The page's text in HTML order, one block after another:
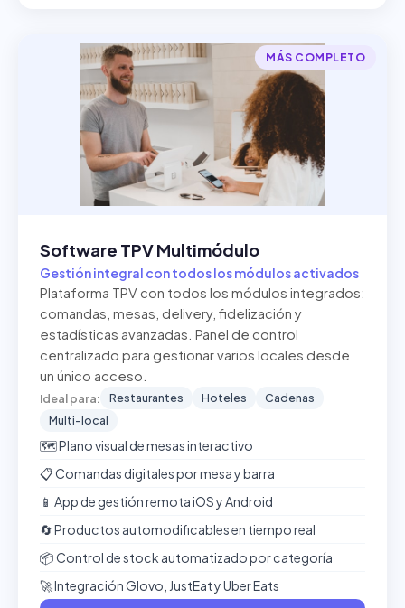
MÁS COMPLETO
Software TPV Multimódulo
Gestión integral con todos los módulos activados
Plataforma TPV con todos los módulos integrados:
comandas, mesas, delivery, fidelización y
estadísticas avanzadas. Panel de control
centralizado para gestionar varios locales desde
un único acceso.
Ideal para: Restaurantes Hoteles
Cadenas
Multi-local
🗺️ Plano visual de mesas interactivo
📋 Comandas digitales por mesa y barra
📱 App de gestión remota iOS y Android
🔄 Productos automodificables en tiempo real
📦 Control de stock automatizado por categoría
🚀 Integración Glovo, JustEat y Uber Eats